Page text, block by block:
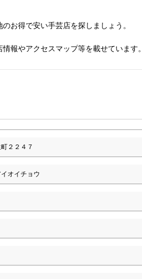
お得で安い手芸店を探しましょう。
報やアクセスマップ等を載せています。
２２４７
オイチョウ